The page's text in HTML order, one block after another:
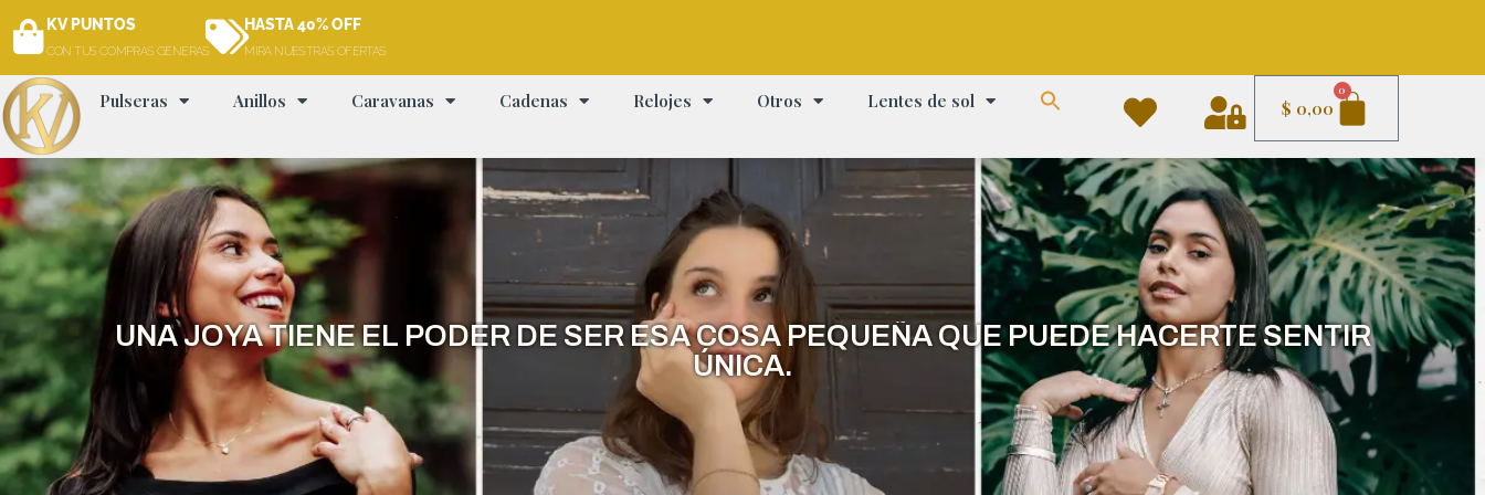
KV PUNTOS
CON TUS COMPRAS GENERAS
HASTA 40% OFF
MIRA NUESTRAS OFERTAS
Pulseras Anillos Caravanas Cadenas Relojes Otros Lentes de sol $ 0,00
0
Carrito
UNA JOYA TIENE EL PODER DE SER ESA COSA PEQUEÑA QUE PUEDE HACERTE SENTIR
ÚNICA.